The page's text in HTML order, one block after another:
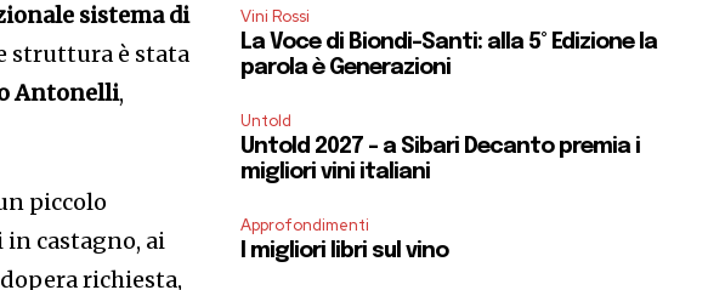
sistema di
struttura è stata
Antonelli,
piccolo
castagno, ai
richiesta,
Vini Rossi
La Voce di Biondi-Santi: alla 5° Edizione la
parola è Generazioni
Untold
Untold 2027 – a Sibari Decanto premia i
migliori vini italiani
Approfondimenti
I migliori libri sul vino